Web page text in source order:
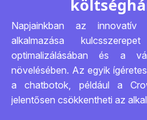
Napjainkban az innovatív
alkalmazása
optimalizálásában és a
növelésében. Az egyik
a chatbotok, például a
jelentősen csökkentheti az